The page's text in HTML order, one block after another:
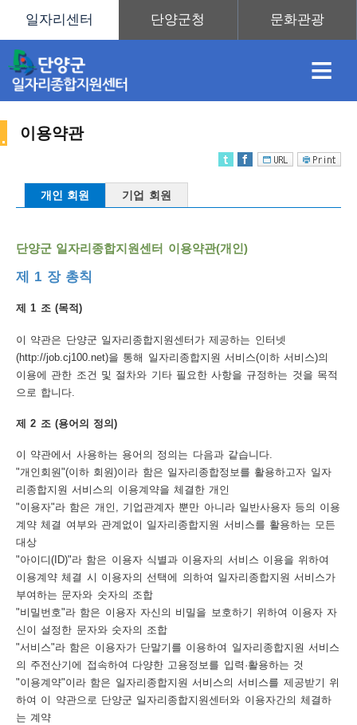
≡
보
보
련
우
내
이용약관
개인 회원 기업 회원
단양군 일자리종합지원센터 이용약관(개인)
제 1 장 총칙
제 1 조 (목적)
이 약관은 단양군 일자리종합지원센터가 제공하는 인터넷
(http://job.cj100.net)을 통해 일자리종합지원 서비스(이하 서비스)의
이용에 관한 조건 및 절차와 기타 필요한 사항을 규정하는 것을 목적
으로 합니다.
제 2 조 (용어의 정의)
이 약관에서 사용하는 용어의 정의는 다음과 같습니다.
"개인회원"(이하 회원)이라 함은 일자리종합정보를 활용하고자 일자
리종합지원 서비스의 이용계약을 체결한 개인
"이용자"라 함은 개인, 기업관계자 뿐만 아니라 일반사용자 등의 이용
계약 체결 여부와 관계없이 일자리종합지원 서비스를 활용하는 모든
대상
"아이디(ID)"라 함은 이용자 식별과 이용자의 서비스 이용을 위하여
이용계약 체결 시 이용자의 선택에 의하여 일자리종합지원 서비스가
부여하는 문자와 숫자의 조합
"비밀번호"라 함은 이용자 자신의 비밀을 보호하기 위하여 이용자 자
신이 설정한 문자와 숫자의 조합
"서비스"라 함은 이용자가 단말기를 이용하여 일자리종합지원 서비스
의 주전산기에 접속하여 다양한 고용정보를 입력·활용하는 것
"이용계약"이라 함은 일자리종합지원 서비스의 서비스를 제공받기 위
하여 이 약관으로 단양군 일자리종합지원센터와 이용자간의 체결하
는 계약
사
이
트
메
뉴
사
이